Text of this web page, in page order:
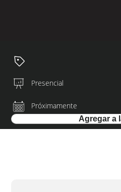
Presencial
Próximamente